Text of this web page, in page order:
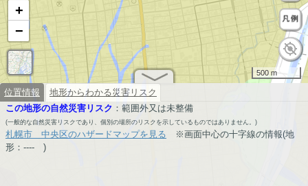
+
−
500 m
位置情報
地形からわかる災害リスク
この地形の自然災害リスク ： 範囲外又は未整備
(一般的な自然災害リスクであり、個別の場所のリスクを示しているものではありません。)
札幌市 中央区のハザードマップを見る
※画面中心の十字線の情報(地
形： ---- )